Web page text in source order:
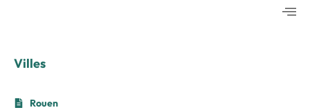
Villes
Rouen